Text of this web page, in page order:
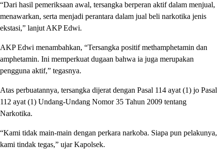
“Dari hasil pemeriksaan awal, tersangka berperan aktif dalam menjual,
menawarkan, serta menjadi perantara dalam jual beli narkotika jenis
ekstasi,” lanjut AKP Edwi.
AKP Edwi menambahkan, “Tersangka positif methamphetamin dan
amphetamin. Ini memperkuat dugaan bahwa ia juga merupakan
pengguna aktif,” tegasnya.
Atas perbuatannya, tersangka dijerat dengan Pasal 114 ayat (1) jo Pasal
112 ayat (1) Undang-Undang Nomor 35 Tahun 2009 tentang
Narkotika.
“Kami tidak main-main dengan perkara narkoba. Siapa pun pelakunya,
kami tindak tegas,” ujar Kapolsek.